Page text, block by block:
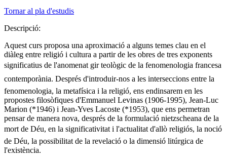
Tornar al pla d'estudis
Descripció:
Aquest curs proposa una aproximació a alguns temes clau en el
diàleg entre religió i cultura a partir de les obres de tres exponents
significatius de l'anomenat gir teològic de la fenomenologia francesa
contemporània. Després d'introduir-nos a les interseccions entre la
fenomenologia, la metafísica i la religió, ens endinsarem en les
propostes filosòfiques d'Emmanuel Levinas (1906-1995), Jean-Luc
Marion (*1946) i Jean-Yves Lacoste (*1953), que ens permetran
pensar de manera nova, després de la formulació nietzscheana de la
mort de Déu, en la significativitat i l'actualitat d'allò religiós, la noció
de Déu, la possibilitat de la revelació o la dimensió litúrgica de
l'existència.